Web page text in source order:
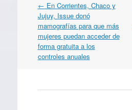
Navegación
por
artículos
← En Corrientes, Chaco y
Jujuy, Issue donó
mamografías para que más
mujeres puedan acceder de
forma gratuita a los
controles anuales